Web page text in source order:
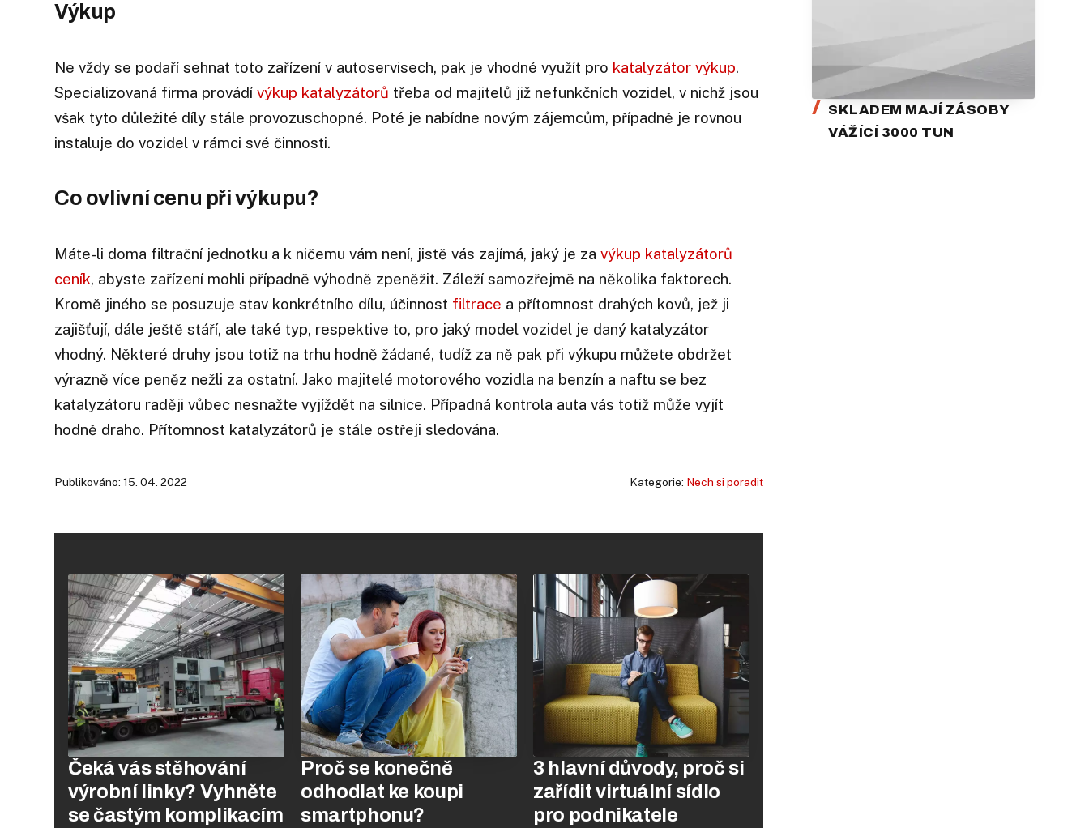
Výkup
Ne vždy se podaří sehnat toto zařízení v autoservisech, pak je vhodné využít pro katalyzátor výkup.
Specializovaná firma provádívýkup katalyzátorů třeba od majitelů již nefunkčních vozidel, v nichž jsou
však tyto důležité díly stále provozuschopné. Poté je nabídne novým zájemcům, případně je rovnou
instaluje do vozidel v rámci své činnosti.
Co ovlivní cenu při výkupu?
Máte-li doma filtrační jednotku a k ničemu vám není, jistě vás zajímá, jaký je za výkup katalyzátorů
ceník, abyste zařízení mohli případně výhodně zpeněžit. Záleží samozřejmě na několika faktorech.
Kromě jiného se posuzuje stav konkrétního dílu, účinnost filtrace a přítomnost drahých kovů, jež ji
zajišťují, dále ještě stáří, ale také typ, respektive to, pro jaký model vozidel je daný katalyzátor
vhodný. Některé druhy jsou totiž na trhu hodně žádané, tudíž za ně pak při výkupu můžete obdržet
výrazně více peněz nežli za ostatní. Jako majitelé motorového vozidla na benzín a naftu se bez
katalyzátoru raději vůbec nesnažte vyjíždět na silnice. Případná kontrola auta vás totiž může vyjít
hodně draho. Přítomnost katalyzátorů je stále ostřeji sledována.
Publikováno: 15. 04. 2022 Kategorie: Nech si poradit
Čeká vás stěhování
výrobní linky? Vyhněte
se častým komplikacím
Proč se konečně
odhodlat ke koupi
smartphonu?
3 hlavní důvody, proč si
zařídit virtuální sídlo
pro podnikatele
SKLADEM MAJÍ ZÁSOBY
VÁŽÍCÍ 3000 TUN